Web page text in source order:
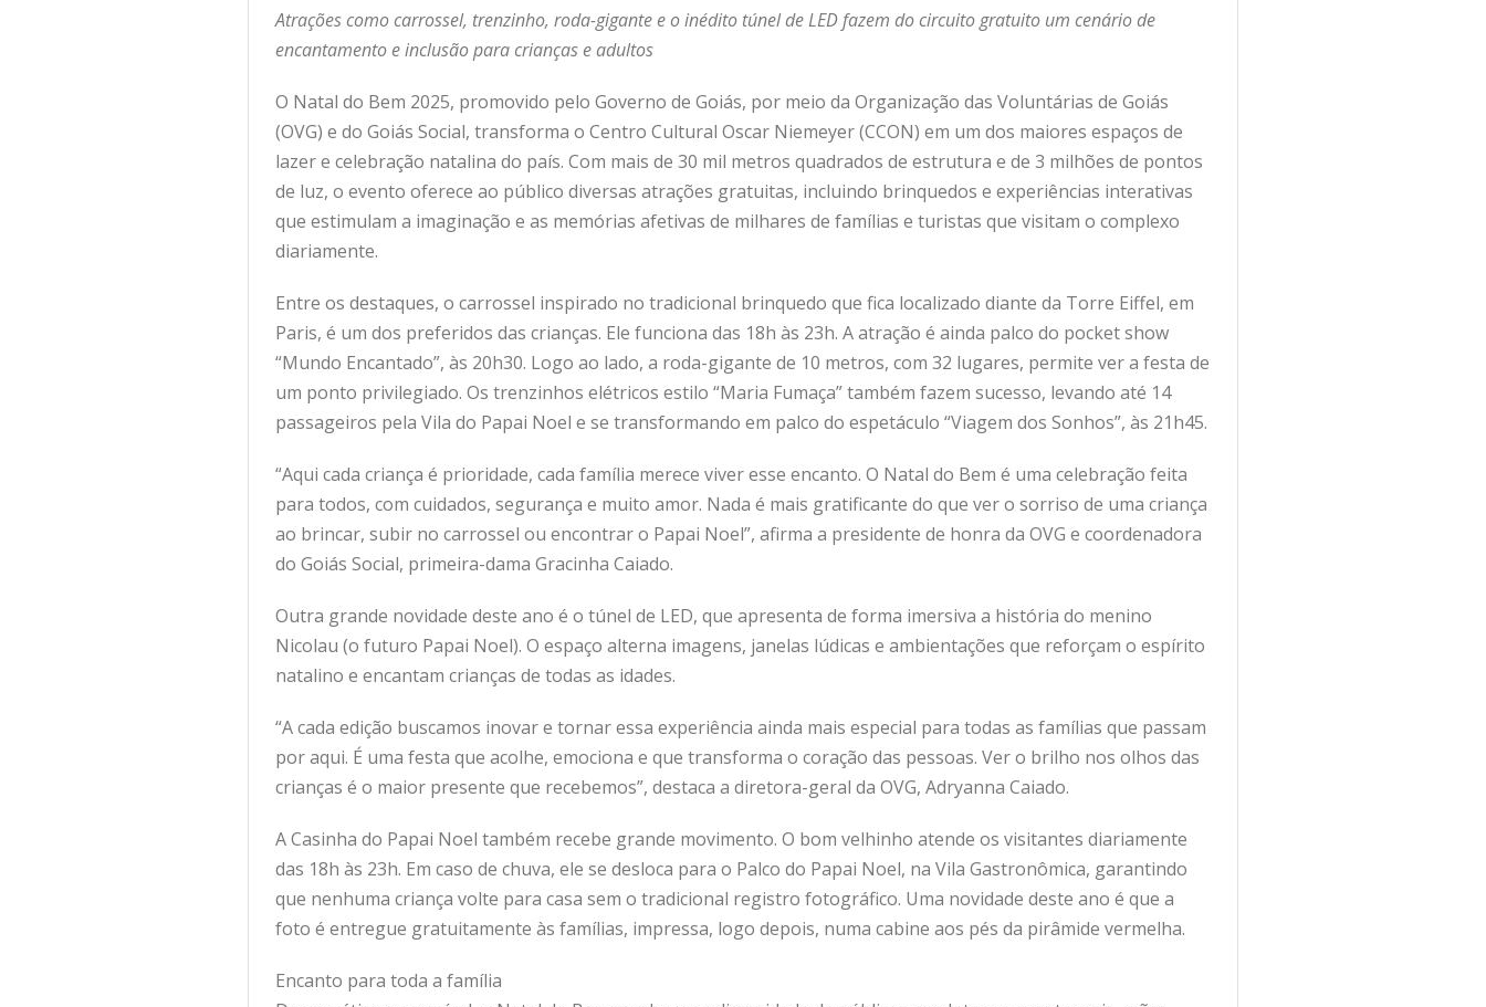
Atrações como carrossel, trenzinho, roda-gigante e o inédito túnel de LED fazem do circuito gratuito um cenário de
encantamento e inclusão para crianças e adultos
O Natal do Bem 2025, promovido pelo Governo de Goiás, por meio da Organização das Voluntárias de Goiás
(OVG) e do Goiás Social, transforma o Centro Cultural Oscar Niemeyer (CCON) em um dos maiores espaços de
lazer e celebração natalina do país. Com mais de 30 mil metros quadrados de estrutura e de 3 milhões de pontos
de luz, o evento oferece ao público diversas atrações gratuitas, incluindo brinquedos e experiências interativas
que estimulam a imaginação e as memórias afetivas de milhares de famílias e turistas que visitam o complexo
diariamente.
Entre os destaques, o carrossel inspirado no tradicional brinquedo que fica localizado diante da Torre Eiffel, em
Paris, é um dos preferidos das crianças. Ele funciona das 18h às 23h. A atração é ainda palco do pocket show
“Mundo Encantado”, às 20h30. Logo ao lado, a roda-gigante de 10 metros, com 32 lugares, permite ver a festa de
um ponto privilegiado. Os trenzinhos elétricos estilo “Maria Fumaça” também fazem sucesso, levando até 14
passageiros pela Vila do Papai Noel e se transformando em palco do espetáculo “Viagem dos Sonhos”, às 21h45.
“Aqui cada criança é prioridade, cada família merece viver esse encanto. O Natal do Bem é uma celebração feita
para todos, com cuidados, segurança e muito amor. Nada é mais gratificante do que ver o sorriso de uma criança
ao brincar, subir no carrossel ou encontrar o Papai Noel”, afirma a presidente de honra da OVG e coordenadora
do Goiás Social, primeira-dama Gracinha Caiado.
Outra grande novidade deste ano é o túnel de LED, que apresenta de forma imersiva a história do menino
Nicolau (o futuro Papai Noel). O espaço alterna imagens, janelas lúdicas e ambientações que reforçam o espírito
natalino e encantam crianças de todas as idades.
“A cada edição buscamos inovar e tornar essa experiência ainda mais especial para todas as famílias que passam
por aqui. É uma festa que acolhe, emociona e que transforma o coração das pessoas. Ver o brilho nos olhos das
crianças é o maior presente que recebemos”, destaca a diretora-geral da OVG, Adryanna Caiado.
A Casinha do Papai Noel também recebe grande movimento. O bom velhinho atende os visitantes diariamente
das 18h às 23h. Em caso de chuva, ele se desloca para o Palco do Papai Noel, na Vila Gastronômica, garantindo
que nenhuma criança volte para casa sem o tradicional registro fotográfico. Uma novidade deste ano é que a
foto é entregue gratuitamente às famílias, impressa, logo depois, numa cabine aos pés da pirâmide vermelha.
Encanto para toda a família